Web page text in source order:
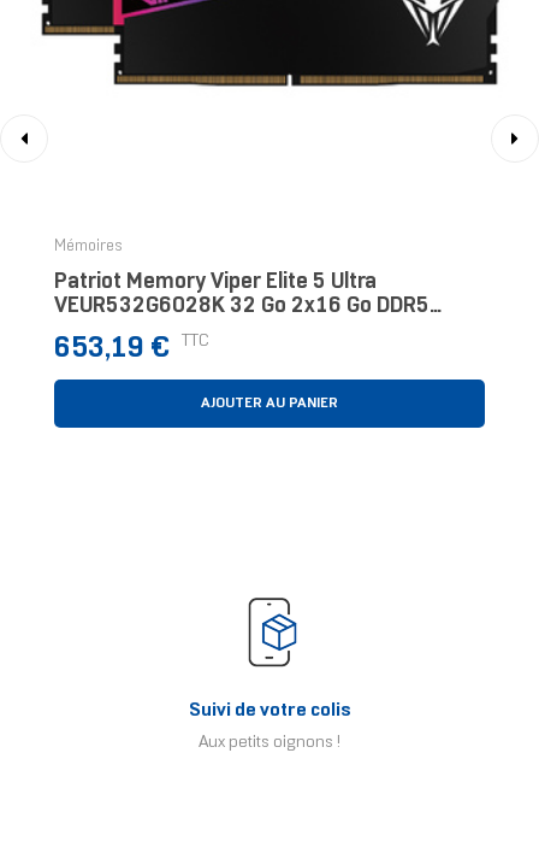
Mémoires
Patriot Memory Viper Elite 5 Ultra
VEUR532G6028K 32 Go 2x16 Go DDR5
6000 MT/s 288-Pin DIMM
Prix
653,19 € TTC
AJOUTER AU PANIER
Suivi de votre colis
Aux petits oignons !